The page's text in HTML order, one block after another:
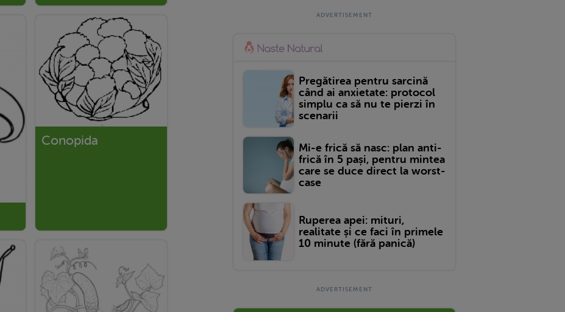
Conopida
Pregătirea pentru sarcină
când ai anxietate: protocol
simplu ca să nu te pierzi în
scenarii
Mi-e frică să nasc: plan anti-
frică în 5 pași, pentru mintea
care se duce direct la worst-
case
Ruperea apei: mituri,
realitate și ce faci în primele
10 minute (fără panică)